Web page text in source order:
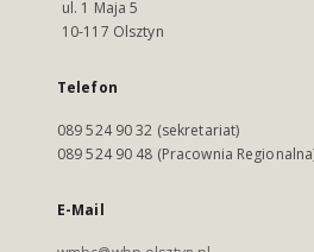
ul. 1 Maja 5
10-117 Olsztyn
Telefon
089 524 90 32 (sekretariat)
089 524 90 48 (Pracownia
E-Mail